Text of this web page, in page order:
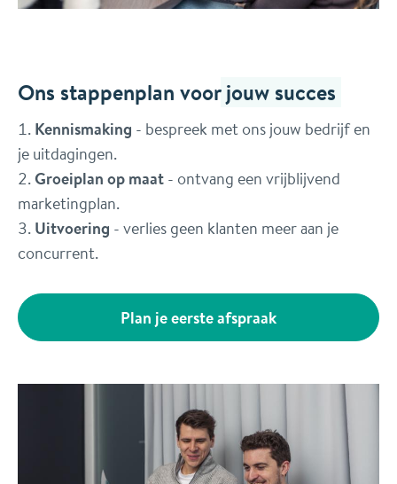
Ons stappenplan voorjouw succes
Kennismaking - bespreek met ons jouw bedrijf en
je uitdagingen.
Groeiplan op maat- ontvang een vrijblijvend
marketingplan.
Uitvoering - verlies geen klanten meer aan je
concurrent.
Plan je eerste afspraak